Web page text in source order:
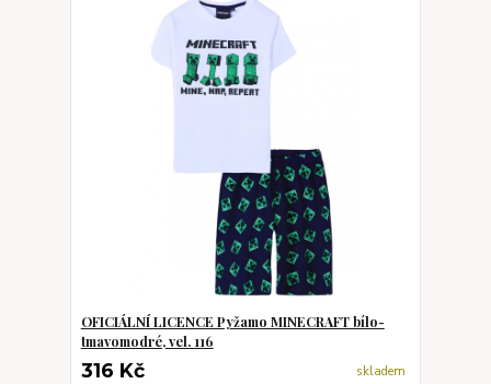
OFICIÁLNÍ LICENCE Pyžamo MINECRAFT bílo-
tmavomodré, vel. 116
316 Kč skladem